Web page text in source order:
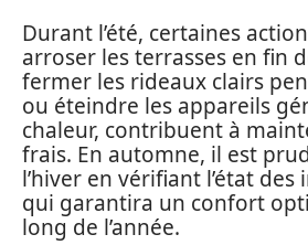
Durant l’été, certaines
arroser les terrasses en fin
fermer les rideaux clairs
ou éteindre les appareils
chaleur, contribuent à
frais. En automne, il est
l’hiver en vérifiant l’état des
qui garantira un confort
long de l’année.